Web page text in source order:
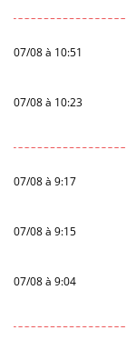
07/08 à 10:51
07/08 à 10:23
07/08 à 9:17
07/08 à 9:15
07/08 à 9:04